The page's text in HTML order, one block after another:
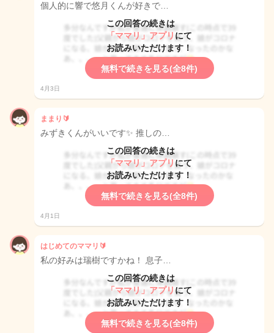
個人的に響で悠月くんが好きで…
この回答の続きは
「ママリ」アプリ にて
お読みいただけます！
無料で続きを見る(全8件)
4月3日
ままり🔰
みずきくんがいいです✨ 推しの…
この回答の続きは
「ママリ」アプリ にて
お読みいただけます！
無料で続きを見る(全8件)
4月1日
はじめてのママリ🔰
私の好みは瑞樹ですかね！ 息子…
この回答の続きは
「ママリ」アプリ にて
お読みいただけます！
無料で続きを見る(全8件)